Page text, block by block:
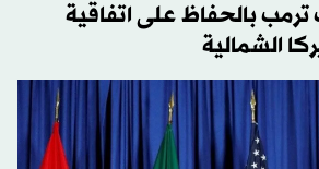
بالحفاظ على اتفاقية
الشمالية